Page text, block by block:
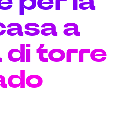
a
di torre